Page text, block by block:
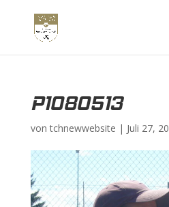
P1080513
vontchnewwebsite | Juli 27,